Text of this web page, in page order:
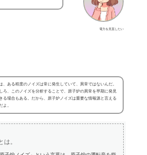
電力を見直したい
、ある程度のノイズは常に発生していて、異常ではないんだ。
ろ、このノイズを分析することで、原子炉の異常を早期に発見
る場合もある。だから、原子炉ノイズは重要な情報源と言える
よ。
は。